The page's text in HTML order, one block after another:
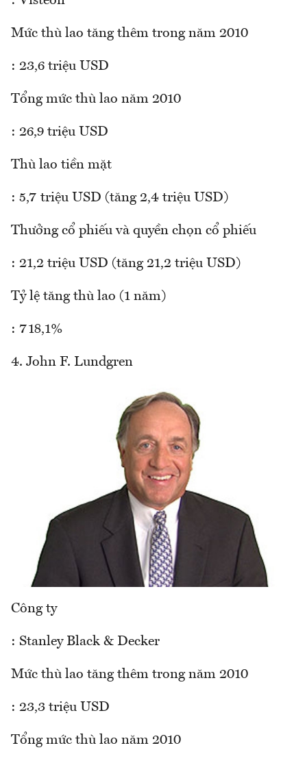
Mức thù lao tăng thêm trong năm 2010
: 23,6 triệu USD
Tổng mức thù lao năm 2010
: 26,9 triệu USD
Thù lao tiền mặt
: 5,7 triệu USD (tăng 2,4 triệu USD)
Thưởng cổ phiếu và quyền chọn cổ phiếu
: 21,2 triệu USD (tăng 21,2 triệu USD)
Tỷ lệ tăng thù lao (1 năm)
: 718,1%
4. John F. Lundgren
Công ty
: Stanley Black & Decker
Mức thù lao tăng thêm trong năm 2010
: 23,3 triệu USD
Tổng mức thù lao năm 2010